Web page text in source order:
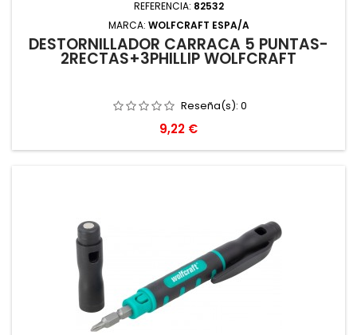
REFERENCIA: 82532
MARCA: WOLFCRAFT ESPA/A
DESTORNILLADOR CARRACA 5 PUNTAS-
2RECTAS+3PHILLIP WOLFCRAFT
Reseña(s): 0
Precio
9,22 €